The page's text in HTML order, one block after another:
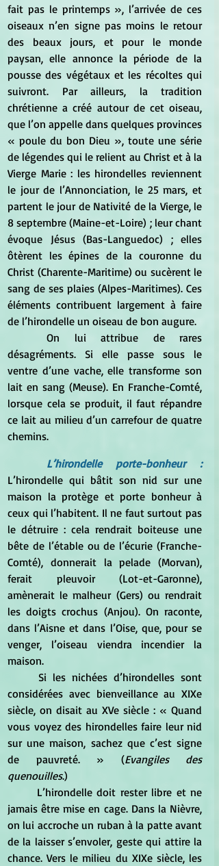
fait pas le printemps », l’arrivée de ces
oiseaux n’en signe pas moins le retour
des beaux jours, et pour le monde
paysan, elle annonce la période de la
pousse des végétaux et les récoltes qui
suivront. Par ailleurs, la tradition
chrétienne a créé autour de cet oiseau,
que l’on appelle dans quelques provinces
« poule du bon Dieu », toute une série
de légendes qui le relient au Christ et à la
Vierge Marie : les hirondelles reviennent
le jour de l’Annonciation, le 25 mars, et
partent le jour de Nativité de la Vierge, le
8 septembre (Maine-et-Loire) ; leur chant
évoque Jésus (Bas-Languedoc) ; elles
ôtèrent les épines de la couronne du
Christ (Charente-Maritime) ou sucèrent le
sang de ses plaies (Alpes-Maritimes). Ces
éléments contribuent largement à faire
de l’hirondelle un oiseau de bon augure.
	On lui attribue de rares
désagréments. Si elle passe sous le
ventre d’une vache, elle transforme son
lait en sang (Meuse). En Franche-Comté,
lorsque cela se produit, il faut répandre
ce lait au milieu d’un carrefour de quatre
chemins.
L’hirondelle porte-bonheur :
L’hirondelle qui bâtit son nid sur une
maison la protège et porte bonheur à
ceux qui l’habitent. Il ne faut surtout pas
le détruire : cela rendrait boiteuse une
bête de l’étable ou de l’écurie (Franche-
Comté), donnerait la pelade (Morvan),
ferait pleuvoir (Lot-et-Garonne),
amènerait le malheur (Gers) ou rendrait
les doigts crochus (Anjou). On raconte,
dans l’Aisne et dans l’Oise, que, pour se
venger, l’oiseau viendra incendier la
maison.
considérées avec bienveillance au XIXe
siècle, on disait au XVe siècle : « Quand
vous voyez des hirondelles faire leur nid
sur une maison, sachez que c’est signe
de pauvreté. » (Evangiles des
quenouilles.)
jamais être mise en cage. Dans la Nièvre,
on lui accroche un ruban à la patte avant
de la laisser s’envoler, geste qui attire la
chance. Vers le milieu du XIXe siècle, les